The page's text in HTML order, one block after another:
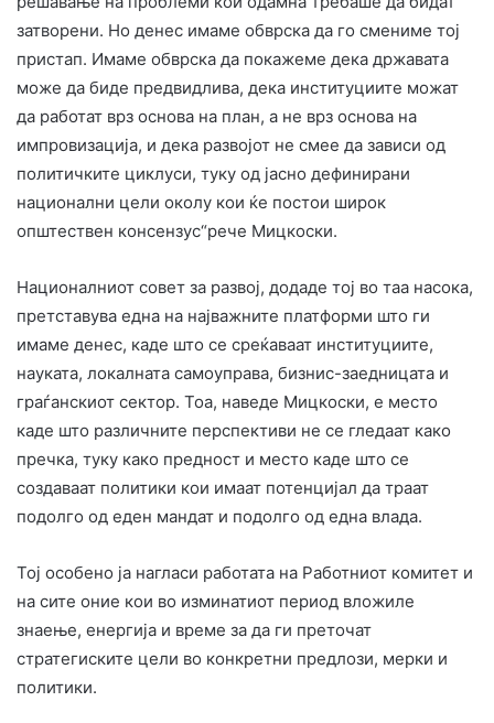
затворени. Но денес имаме обврска да го смениме тој
пристап. Имаме обврска да покажеме дека државата
може да биде предвидлива, дека институциите можат
да работат врз основа на план, а не врз основа на
импровизација, и дека развојот не смее да зависи од
политичките циклуси, туку од јасно дефинирани
национални цели околу кои ќе постои широк
општествен консензус“рече Мицкоски.
Националниот совет за развој, додаде тој во таа насока,
претставува една на најважните платформи што ги
имаме денес, каде што се среќаваат институциите,
науката, локалната самоуправа, бизнис-заедницата и
граѓанскиот сектор. Тоа, наведе Мицкоски, е место
каде што различните перспективи не се гледаат како
пречка, туку како предност и место каде што се
создаваат политики кои имаат потенцијал да траат
подолго од еден мандат и подолго од една влада.
Тој особено ја нагласи работата на Работниот комитет и
на сите оние кои во изминатиот период вложиле
знаење, енергија и време за да ги преточат
стратегиските цели во конкретни предлози, мерки и
политики.